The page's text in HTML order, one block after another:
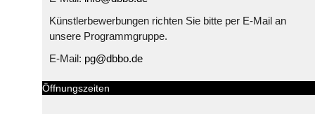
Künstlerbewerbungen richten Sie bitte per E-Mail an
unsere Programmgruppe.
E-Mail: pg@dbbo.de
Öffnungszeiten